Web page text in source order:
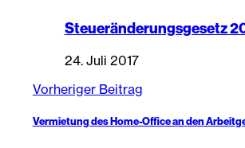
Steueränderungsgesetz
24. Juli 2017
Vorheriger Beitrag
Vermietung des Home-Office an den